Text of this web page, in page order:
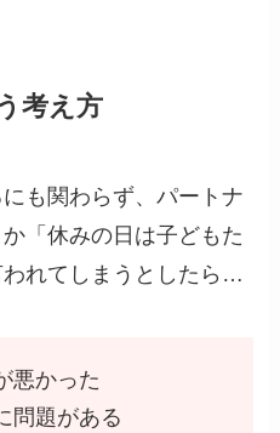
考え方
も関わらず、パートナ
「休みの日は子どもた
れてしまうとしたら…
悪かった
問題がある